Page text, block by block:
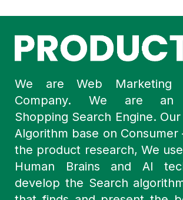
We are Web Marketing
Company. We are an
Shopping Search Engine.
Algorithm base on Consumer
the product research, We
Human Brains and AI
develop the Search